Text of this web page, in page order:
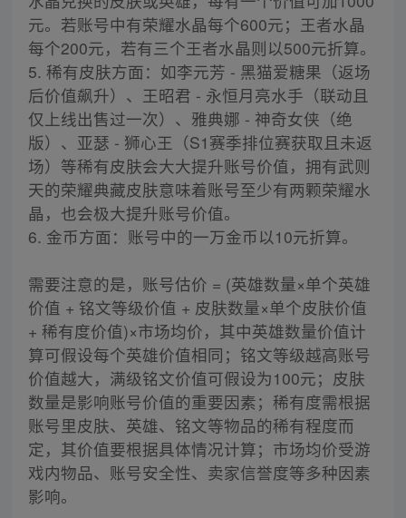
元。若账号中有荣耀水晶每个600元；王者水晶
每个200元，若有三个王者水晶则以500元折算。
5. 稀有皮肤方面：如李元芳 - 黑猫爱糖果（返场
后价值飙升）、王昭君 - 永恒月亮水手（联动且
仅上线出售过一次）、雅典娜 - 神奇女侠（绝
版）、亚瑟 - 狮心王（S1赛季排位赛获取且未返
场）等稀有皮肤会大大提升账号价值，拥有武则
天的荣耀典藏皮肤意味着账号至少有两颗荣耀水
晶，也会极大提升账号价值。
6. 金币方面：账号中的一万金币以10元折算。
需要注意的是，账号估价 = (英雄数量×单个英雄
价值 + 铭文等级价值 + 皮肤数量×单个皮肤价值
+ 稀有度价值)×市场均价，其中英雄数量价值计
算可假设每个英雄价值相同；铭文等级越高账号
价值越大，满级铭文价值可假设为100元；皮肤
数量是影响账号价值的重要因素；稀有度需根据
账号里皮肤、英雄、铭文等物品的稀有程度而
定，其价值要根据具体情况计算；市场均价受游
戏内物品、账号安全性、卖家信誉度等多种因素
影响。